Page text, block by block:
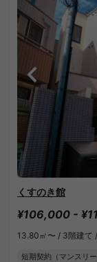
くすのき館
¥106,000 -
13.80㎡〜 / 3階建て /
短期契約（マンスリー